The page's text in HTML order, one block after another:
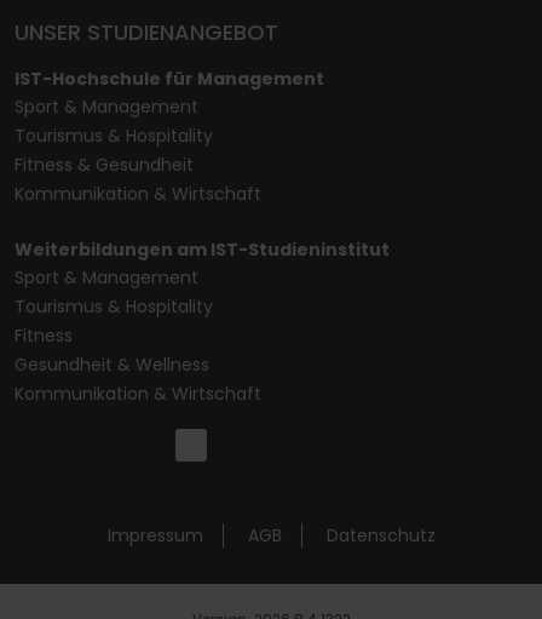
UNSER STUDIENANGEBOT
IST-Hochschule für Management
Sport & Management
Tourismus & Hospitality
Fitness & Gesundheit
Kommunikation & Wirtschaft
Weiterbildungen am IST-Studieninstitut
Sport & Management
Tourismus & Hospitality
Fitness
Gesundheit & Wellness
Kommunikation & Wirtschaft
Impressum AGB Datenschutz